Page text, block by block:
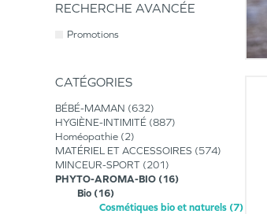
RECHERCHE AVANCÉE
Promotions
CATÉGORIES
BÉBÉ-MAMAN 632
HYGIÈNE-INTIMITÉ 887
Homéopathie 2
MATÉRIEL ET ACCESSOIRES
574
MINCEUR-SPORT 201
PHYTO-AROMA-BIO
16
Bio
16
Cosmétiques bio et naturels 7